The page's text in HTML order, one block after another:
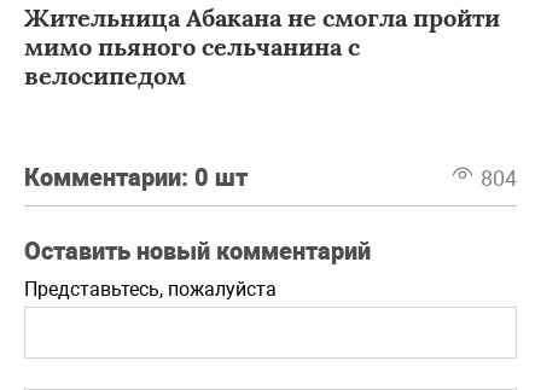
Жительница Абакана не смогла пройти
мимо пьяного сельчанина с
велосипедом
Комментарии: 0 шт 804
Оставить новый комментарий
Представьтесь, пожалуйста